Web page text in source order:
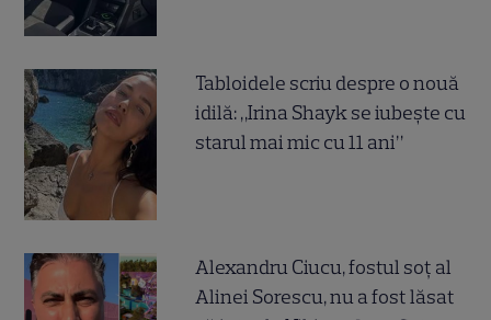
Tabloidele scriu despre o nouă
idilă: „Irina Shayk se iubește cu
starul mai mic cu 11 ani”
Alexandru Ciucu, fostul soț al
Alinei Sorescu, nu a fost lăsat